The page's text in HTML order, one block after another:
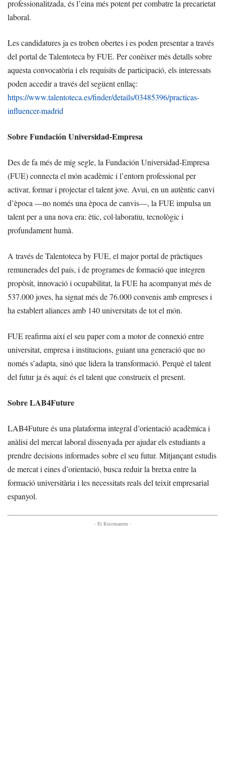
professionalitzada, és l’eina més potent per combatre la precarietat
laboral.
Les candidatures ja es troben obertes i es poden presentar a través
del portal de Talentoteca by FUE. Per conèixer més detalls sobre
aquesta convocatòria i els requisits de participació, els interessats
poden accedir a través del següent enllaç:
https://www.talentoteca.es/finder/details/03485396/practicas-
influencer-madrid
Sobre Fundación Universidad-Empresa
Des de fa més de mig segle, la Fundación Universidad-Empresa
(FUE) connecta el món acadèmic i l’entorn professional per
activar, formar i projectar el talent jove. Avui, en un autèntic canvi
d’època —no només una època de canvis—, la FUE impulsa un
talent per a una nova era: ètic, col·laboratiu, tecnològic i
profundament humà.
A través de Talentoteca by FUE, el major portal de pràctiques
remunerades del país, i de programes de formació que integren
propòsit, innovació i ocupabilitat, la FUE ha acompanyat més de
537.000 joves, ha signat més de 76.000 convenis amb empreses i
ha establert aliances amb 140 universitats de tot el món.
FUE reafirma així el seu paper com a motor de connexió entre
universitat, empresa i institucions, guiant una generació que no
només s’adapta, sinó que lidera la transformació. Perquè el talent
del futur ja és aquí: és el talent que construeix el present.
Sobre LAB4Future
LAB4Future és una plataforma integral d’orientació acadèmica i
anàlisi del mercat laboral dissenyada per ajudar els estudiants a
prendre decisions informades sobre el seu futur. Mitjançant estudis
de mercat i eines d’orientació, busca reduir la bretxa entre la
formació universitària i les necessitats reals del teixit empresarial
espanyol.
- Et Recomanem -